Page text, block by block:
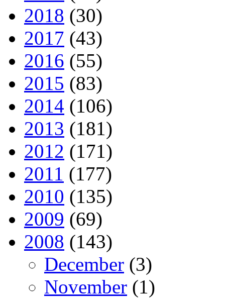
2018 (30)
2017 (43)
2016 (55)
2015 (83)
2014 (106)
2013 (181)
2012 (171)
2011 (177)
2010 (135)
2009 (69)
2008 (143)
December (3)
November (1)